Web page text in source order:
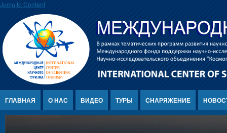
Jump to Content
ГЛАВНАЯ О НАС ВИДЕО ТУРЫ СНАРЯЖЕНИЕ